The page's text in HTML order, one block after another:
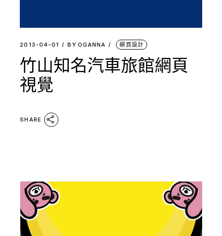
2013-04-01 BY OGANNA 網頁設計
竹山知名汽車旅館網頁
視覺
SHARE